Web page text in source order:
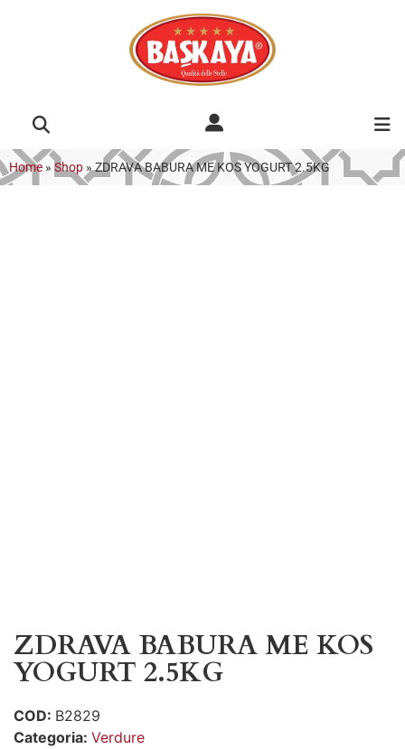
Home » Shop »ZDRAVA BABURA ME KOS YOGURT 2.5KG
ZDRAVA BABURA ME KOS
YOGURT 2.5KG
COD: B2829
Categoria: Verdure